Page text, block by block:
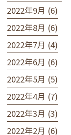
2022年9月 (6)
2022年8月 (6)
2022年7月 (4)
2022年6月 (6)
2022年5月 (5)
2022年4月 (7)
2022年3月 (3)
2022年2月 (6)